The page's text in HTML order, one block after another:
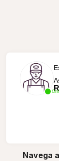
Navega